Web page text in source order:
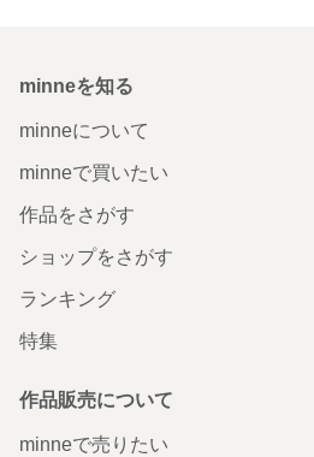
minneを知る
minneについて
minneで買いたい
作品をさがす
ショップをさがす
ランキング
特集
作品販売について
minneで売りたい